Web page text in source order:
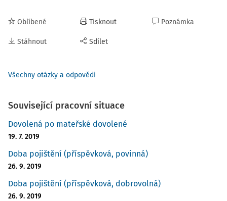
Oblíbené
Stáhnout
Tisknout
Sdílet
Poznámka
Všechny otázky a odpovědi
Související pracovní situace
Dovolená po mateřské dovolené
19. 7. 2019
Doba pojištění (příspěvková, povinná)
26. 9. 2019
Doba pojištění (příspěvková, dobrovolná)
26. 9. 2019